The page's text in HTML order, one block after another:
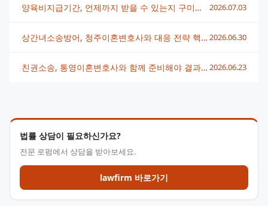
법률 상담이 필요하신가요?
전문 로펌에서 상담을 받아보세요.
lawfirm 바로가기
양육비지급기간, 언제까지 받을 수 있는지 구미이혼변호사가 알려드려요 2026.07.03
상간녀소송방어, 청주이혼변호사와 대응 전략 핵심 정리 2026.06.30
친권소송, 통영이혼변호사와 함께 준비해야 결과가 달라져요 2026.06.23